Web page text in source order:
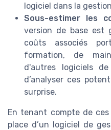
logiciel dans la
Sous-estimer les
version de base est
coûts associés
formation, de
d'autres logiciels
d’analyser ces
surprise.
En tenant compte de
place d’un logiciel de